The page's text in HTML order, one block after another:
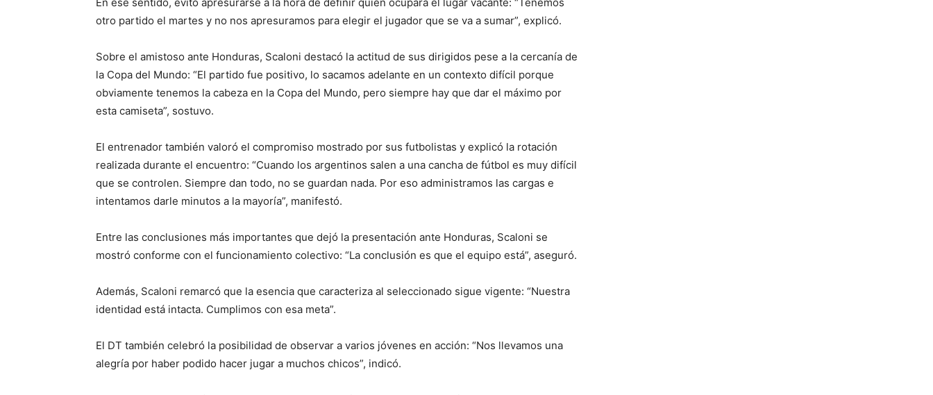
otro partido el martes y no nos apresuramos para elegir el jugador que se va a sumar”, explicó.
Sobre el amistoso ante Honduras, Scaloni destacó la actitud de sus dirigidos pese a la cercanía de
la Copa del Mundo: “El partido fue positivo, lo sacamos adelante en un contexto difícil porque
obviamente tenemos la cabeza en la Copa del Mundo, pero siempre hay que dar el máximo por
esta camiseta”, sostuvo.
El entrenador también valoró el compromiso mostrado por sus futbolistas y explicó la rotación
realizada durante el encuentro: “Cuando los argentinos salen a una cancha de fútbol es muy difícil
que se controlen. Siempre dan todo, no se guardan nada. Por eso administramos las cargas e
intentamos darle minutos a la mayoría”, manifestó.
Entre las conclusiones más importantes que dejó la presentación ante Honduras, Scaloni se
mostró conforme con el funcionamiento colectivo: “La conclusión es que el equipo está”, aseguró.
Además, Scaloni remarcó que la esencia que caracteriza al seleccionado sigue vigente: “Nuestra
identidad está intacta. Cumplimos con esa meta”.
El DT también celebró la posibilidad de observar a varios jóvenes en acción: “Nos llevamos una
alegría por haber podido hacer jugar a muchos chicos”, indicó.